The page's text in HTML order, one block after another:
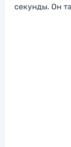
секунды. Он